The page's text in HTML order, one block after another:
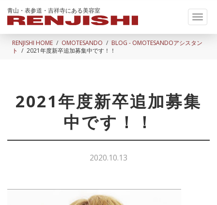
青山・表参道・吉祥寺にある美容室
RENJISHI HOME OMOTESANDO
BLOG - OMOTESANDOアシスタン
ト
2021年度新卒追加募集中です！！
2021年度新卒追加募集
中です！！
2020.10.13